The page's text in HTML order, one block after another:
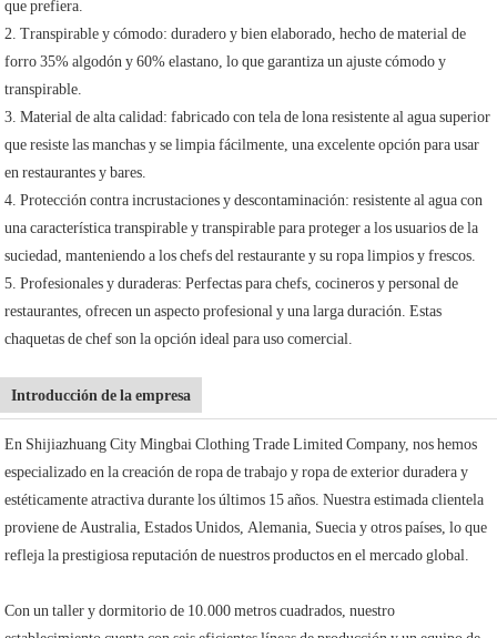
que prefiera.
2. Transpirable y cómodo: duradero y bien elaborado, hecho de material de
forro 35% algodón y 60% elastano, lo que garantiza un ajuste cómodo y
transpirable.
3. Material de alta calidad: fabricado con tela de lona resistente al agua superior
que resiste las manchas y se limpia fácilmente, una excelente opción para usar
en restaurantes y bares.
4. Protección contra incrustaciones y descontaminación: resistente al agua con
una característica transpirable y transpirable para proteger a los usuarios de la
suciedad, manteniendo a los chefs del restaurante y su ropa limpios y frescos.
5. Profesionales y duraderas: Perfectas para chefs, cocineros y personal de
restaurantes, ofrecen un aspecto profesional y una larga duración. Estas
chaquetas de chef son la opción ideal para uso comercial.
Introducción de la empresa
En Shijiazhuang City Mingbai Clothing Trade Limited Company, nos hemos
especializado en la creación de ropa de trabajo y ropa de exterior duradera y
estéticamente atractiva durante los últimos 15 años. Nuestra estimada clientela
proviene de Australia, Estados Unidos, Alemania, Suecia y otros países, lo que
refleja la prestigiosa reputación de nuestros productos en el mercado global.
Con un taller y dormitorio de 10.000 metros cuadrados, nuestro